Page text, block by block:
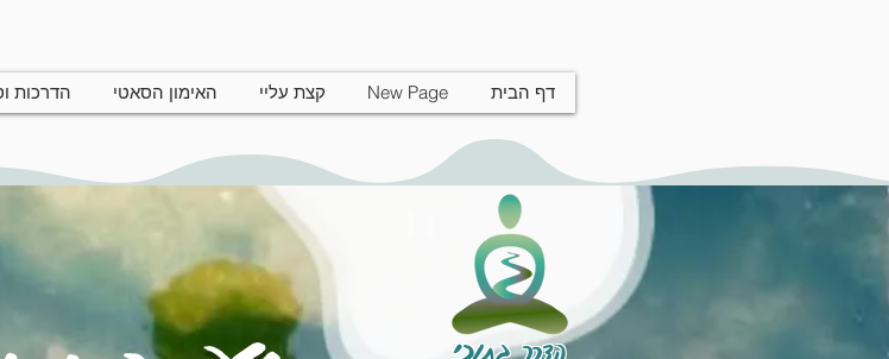
דף הבית New Page קצת עליי האימון הסאטי הדרכות